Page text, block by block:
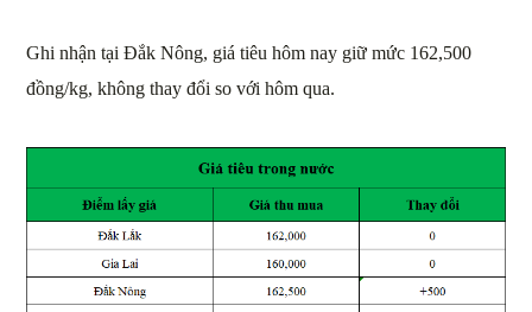
Ghi nhận tại Đắk Nông, giá tiêu hôm nay giữ mức 162,500
đồng/kg, không thay đổi so với hôm qua.